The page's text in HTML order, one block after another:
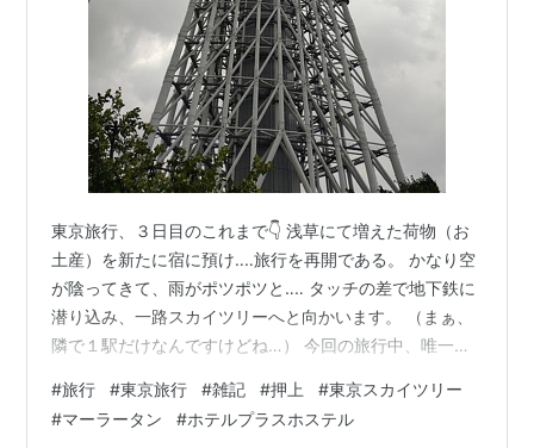
東京旅行、３日目のこれまで👇 浅草にて増えた荷物（お
土産）を新たに宿に預け‥‥旅行を再開である。 かなり空
が陰ってきて、雨がポツポツと‥‥ タッチの差で地下鉄に
潜り込み、一路スカイツリーへと向かいます。 （まぁ、
隣で１駅だけなんですけどね…） 今回の旅行中、唯一雨
は‥‥結果論としては最高の日程でこっちに来たっぽいで
す。 いつものキングクリム●ンにて即・駅・着！地下か
#旅行 #東京旅行 #雑記 #押上 #東京スカイツリー
#マーラータン #ホテルプラスホステル